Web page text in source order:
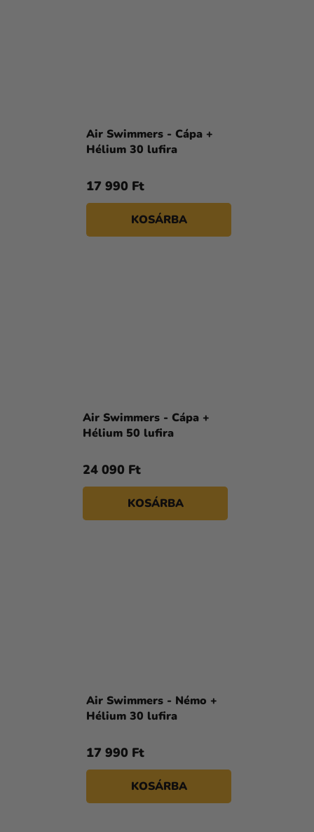
Air Swimmers - Cápa +
Hélium 30 lufira
17 990 Ft
KOSÁRBA
Air Swimmers - Cápa +
Hélium 50 lufira
24 090 Ft
KOSÁRBA
Air Swimmers - Némo +
Hélium 30 lufira
17 990 Ft
KOSÁRBA